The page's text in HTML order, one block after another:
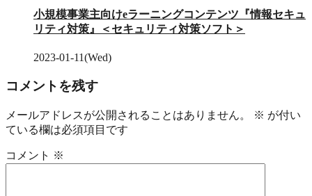
小規模事業主向けeラーニングコンテンツ『情報セキュ
リティ対策』＜セキュリティ対策ソフト＞
2023-01-11(Wed)
コメントを残す
メールアドレスが公開されることはありません。 ※ が付い
ている欄は必須項目です
コメント ※